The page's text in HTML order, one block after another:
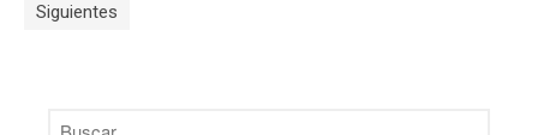
Siguientes